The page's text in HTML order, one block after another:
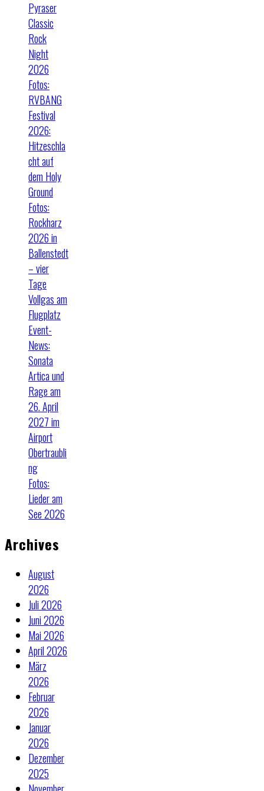
Pyraser
Classic
Rock
Night
2026
Fotos:
RVBANG
Festival
2026:
Hitzeschla
cht auf
dem Holy
Ground
Fotos:
Rockharz
2026 in
Ballenstedt
– vier
Tage
Vollgas am
Flugplatz
Event-
News:
Sonata
Artica und
Rage am
26. April
2027 im
Airport
Obertraubli
ng
Fotos:
Lieder am
See 2026
Archives
August
2026
Juli 2026
Juni 2026
Mai 2026
April 2026
März
2026
Februar
2026
Januar
2026
Dezember
2025